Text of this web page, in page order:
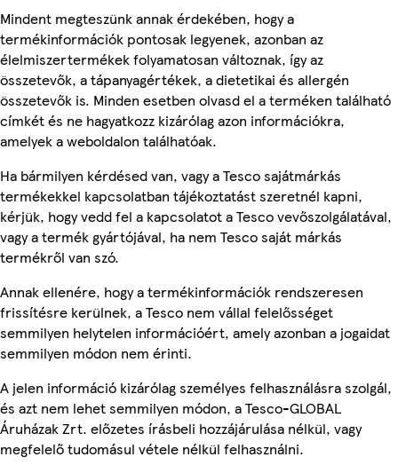
Mindent megteszünk annak érdekében, hogy a
termékinformációk pontosak legyenek, azonban az
élelmiszertermékek folyamatosan változnak, így az
összetevők, a tápanyagértékek, a dietetikai és allergén
összetevők is. Minden esetben olvasd el a terméken található
címkét és ne hagyatkozz kizárólag azon információkra,
amelyek a weboldalon találhatóak.
Ha bármilyen kérdésed van, vagy a Tesco sajátmárkás
termékekkel kapcsolatban tájékoztatást szeretnél kapni,
kérjük, hogy vedd fel a kapcsolatot a Tesco vevőszolgálatával,
vagy a termék gyártójával, ha nem Tesco saját márkás
termékről van szó.
Annak ellenére, hogy a termékinformációk rendszeresen
frissítésre kerülnek, a Tesco nem vállal felelősséget
semmilyen helytelen információért, amely azonban a jogaidat
semmilyen módon nem érinti.
A jelen információ kizárólag személyes felhasználásra szolgál,
és azt nem lehet semmilyen módon, a Tesco-GLOBAL
Áruházak Zrt. előzetes írásbeli hozzájárulása nélkül, vagy
megfelelő tudomásul vétele nélkül felhasználni.